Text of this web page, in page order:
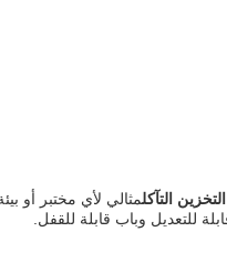
التآكلمثالي لأي مختبر أو
للتعديل وباب قابلة للقفل.